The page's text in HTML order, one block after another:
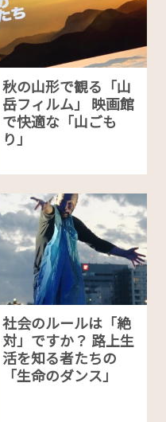
秋の山形で観る「山
岳フィルム」 映画館
で快適な「山ごも
り」
社会のルールは「絶
対」ですか？ 路上生
活を知る者たちの
「生命のダンス」